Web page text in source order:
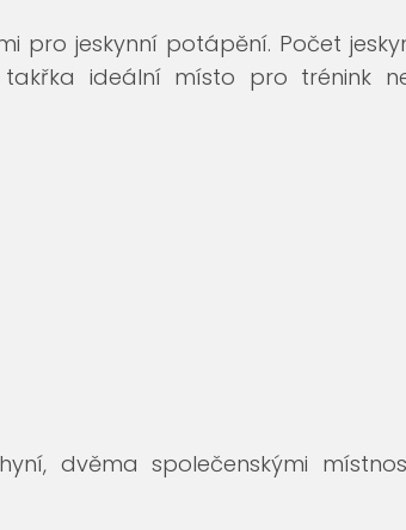
pro jeskynní potápění. Počet
ideální místo pro trénink
dvěma společenskými